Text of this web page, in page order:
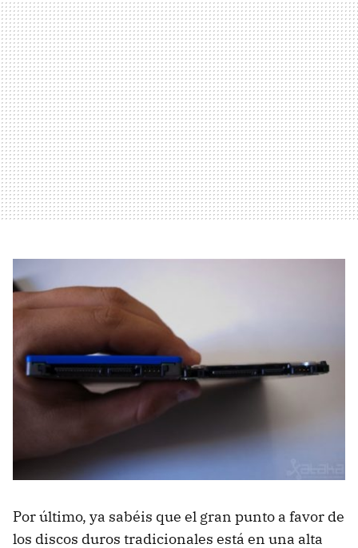
Por último, ya sabéis que el gran punto a favor de
los discos duros tradicionales está en una alta